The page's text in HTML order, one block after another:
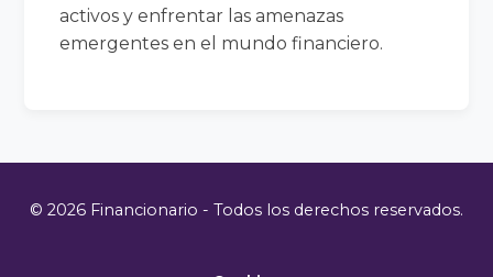
activos y enfrentar las amenazas
emergentes en el mundo financiero.
© 2026 Financionario - Todos los derechos reservados.